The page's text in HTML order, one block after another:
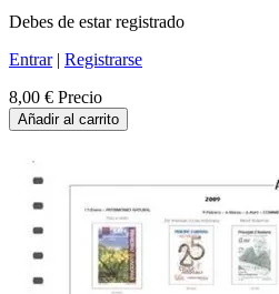
Debes de estar registrado
Entrar| Registrarse
8,00 € Precio
Añadir al carrito